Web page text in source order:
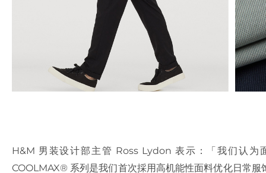
H&M 男装设计部主管 Ross Lydon 表示：「我们认
COOLMAX® 系列是我们首次採用高机能性面料优化日常